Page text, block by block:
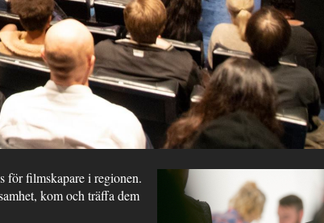
för filmskapare i regionen.
kom och träffa dem